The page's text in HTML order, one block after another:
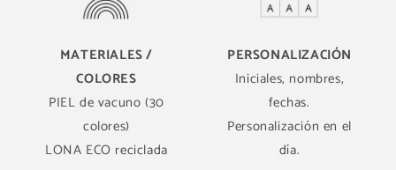
MATERIALES /
COLORES
PIEL de vacuno (30
colores)
LONA ECO reciclada
PERSONALIZACIÓN
Iniciales, nombres,
fechas.
Personalización en el
día.